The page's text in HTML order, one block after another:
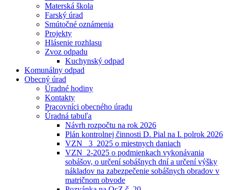
Materská škola
Farský úrad
Smútočné oznámenia
Projekty
Hlásenie rozhlasu
Zvoz odpadu
Kuchynský odpad
Komunálny odpad
Obecný úrad
Úradné hodiny
Kontakty
Pracovníci obecného úradu
Úradná tabuľa
Návrh rozpočtu na rok 2026
Plán kontrolnej činnosti D. Pial na I. polrok 2026
VZN _3_2025 o miestnych daniach
VZN_2-2025 o podmienkach vykonávania
sobášov, o určení sobášnych dní a určení výšky
nákladov na zabezpečenie sobášnych obradov v
matričnom obvode